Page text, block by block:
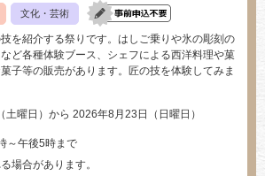
文化・芸術
を紹介する祭りです。はしご乗りや氷の彫刻の
ど各種体験ブース、シェフによる西洋料理や菓
子等の販売があります。匠の技を体験してみま
曜日）から 2026年8月23日（日曜日）
～午後5時まで
場合があります。